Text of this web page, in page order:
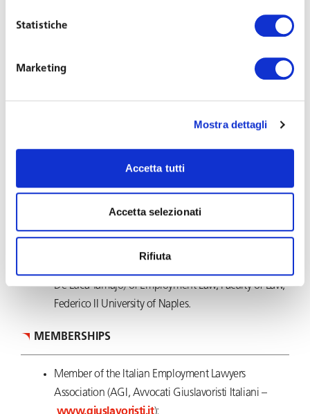
Statistiche
Marketing
Mostra dettagli
Accetta tutti
Accetta selezionati
Rifiuta
Employment law;
Civil law;
Arbitration.
Collaborator with the Suor Orsola Benincasa
University of Naples;
Lecturer at Formez PA, Centre of Services, Assistance,
Research and Education for the Modernisation of
De Luca Tamajo) of Employment Law, Faculty of Law,
Federico II University of Naples.
MEMBERSHIPS
Member of the Italian Employment Lawyers
Association (AGI, Avvocati Giuslavoristi Italiani –